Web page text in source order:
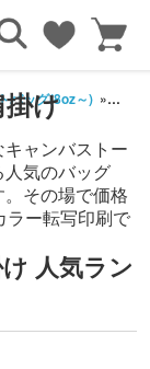
バッグ(8oz～) 肩掛
け
ャンバストー
人気のバッグ
その場で価格
ラー転写印刷で
人気ラン